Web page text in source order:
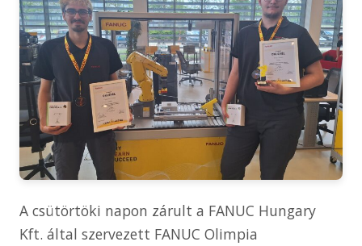
A csütörtöki napon zárult a FANUC Hungary
Kft. által szervezett FANUC Olimpia